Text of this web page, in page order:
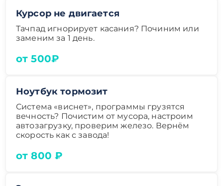
Курсор не двигается
Тачпад игнорирует касания? Починим или
заменим за 1 день.
от 500₽
Ноутбук тормозит
Система «виснет», программы грузятся
вечность? Почистим от мусора, настроим
автозагрузку, проверим железо. Вернём
скорость как с завода!
от 800 ₽